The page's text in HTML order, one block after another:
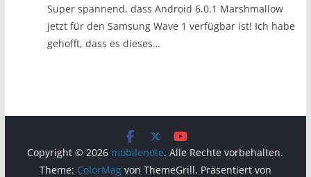
Super spannend, dass Android 6.0.1 Marshmallow
jetzt für den Samsung Wave 1 verfügbar ist! Ich habe
gehofft, dass es dieses…
Copyright © 2026 mobilenote. Alle Rechte vorbehalten.
Theme: ColorMagvon ThemeGrill. Präsentiert von